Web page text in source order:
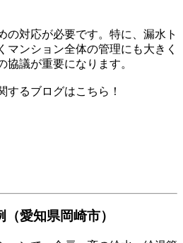
の対応が必要です。特に、漏水ト
マンション全体の管理にも大きく
協議が重要になります。
するブログはこちら！
愛知県岡崎市）